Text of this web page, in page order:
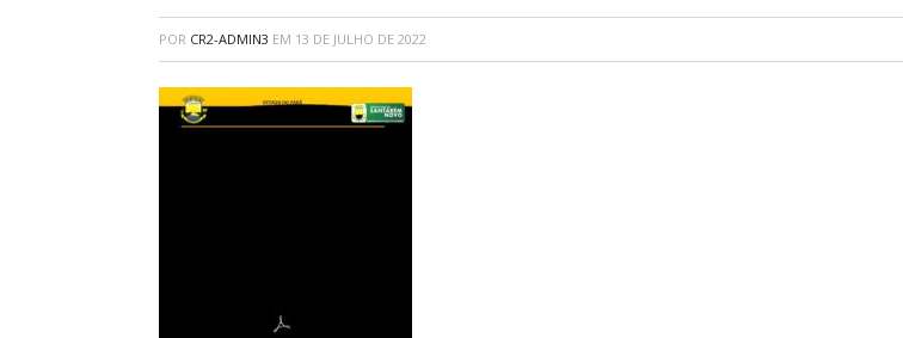
POR CR2-ADMIN3 EM 13 DE JULHO DE 2022